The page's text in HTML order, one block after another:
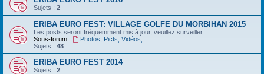
Sujets : 2
ERIBA EURO FEST: VILLAGE GOLFE DU MORBIHAN 2015
Les posts seront fréquemment mis à jour, veuillez surveiller
Sous-forum :
Photos, Picts, Vidéos, ....
Sujets : 48
ERIBA EURO FEST 2014
Sujets : 2